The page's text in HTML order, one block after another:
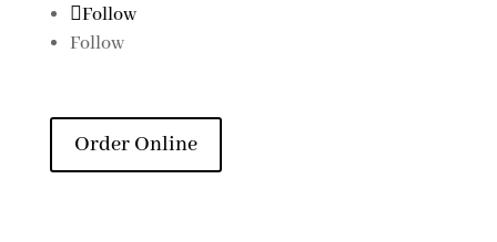
Follow
Follow
Order Online